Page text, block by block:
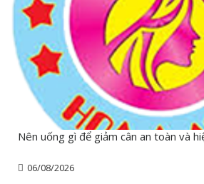
Nên uống gì để giảm cân an toàn và
06/08/2026